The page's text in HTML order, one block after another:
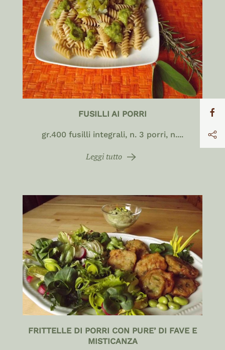
FUSILLI AI PORRI
gr.400 fusilli integrali, n. 3 porri, n....
Leggi tutto
FRITTELLE DI PORRI CON PURE’ DI FAVE E
MISTICANZA